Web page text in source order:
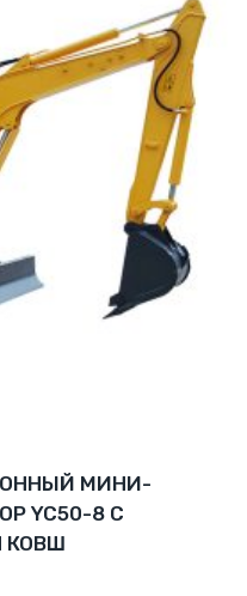
МИНИ-
YC50-8 С
КОВШ